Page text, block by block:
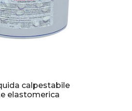
calpestabile
elastomerica